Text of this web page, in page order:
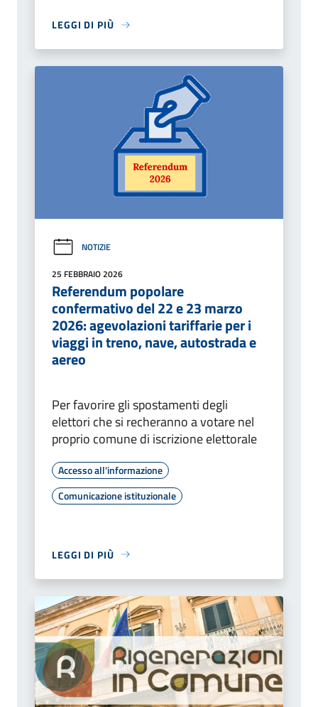
LEGGI DI PIÙ
NOTIZIE
25 FEBBRAIO 2026
Referendum popolare
confermativo del 22 e 23 marzo
2026: agevolazioni tariffarie per i
viaggi in treno, nave, autostrada e
aereo
Per favorire gli spostamenti degli
elettori che si recheranno a votare nel
proprio comune di iscrizione elettorale
Accesso all'informazione
Comunicazione istituzionale
LEGGI DI PIÙ